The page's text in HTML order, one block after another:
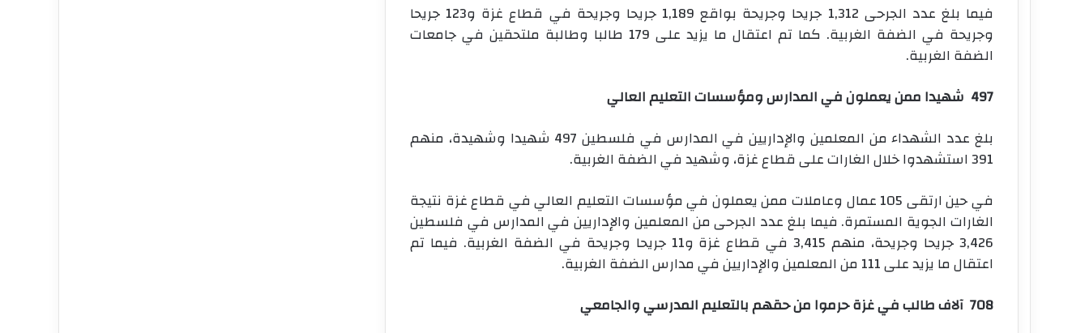
فيما بلغ عدد الجرحى 1,312 جريحا وجريحة بواقع 1,189 جريحا وجريحة في قطاع غزة و123 جريحا
وجريحة في الضفة الغربية. كما تم اعتقال ما يزيد على 179 طالبا وطالبة ملتحقين في جامعات
الضفة الغربية.
497 شهيدا ممن يعملون في المدارس ومؤسسات التعليم العالي
بلغ عدد الشهداء من المعلمين والإداريين في المدارس في فلسطين 497 شهيدا وشهيدة، منهم
391 استشهدوا خلال الغارات على قطاع غزة، وشهيد في الضفة الغربية.
في حين ارتقى 105 عمال وعاملات ممن يعملون في مؤسسات التعليم العالي في قطاع غزة نتيجة
الغارات الجوية المستمرة. فيما بلغ عدد الجرحى من المعلمين والإداريين في المدارس في فلسطين
3,426 جريحا وجريحة، منهم 3,415 في قطاع غزة و11 جريحا وجريحة في الضفة الغربية. فيما تم
اعتقال ما يزيد على 111 من المعلمين والإداريين في مدارس الضفة الغربية.
708 آلاف طالب في غزة حرموا من حقهم بالتعليم المدرسي والجامعي